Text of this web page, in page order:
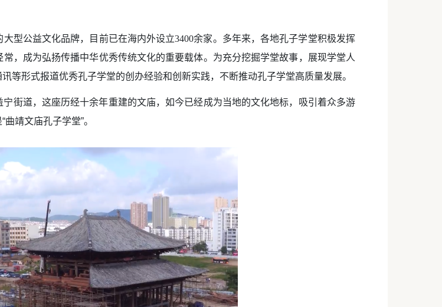
型公益文化品牌，目前已在海内外设立3400余家。多年来，各地孔子学堂积极发挥
，成为弘扬传播中华优秀传统文化的重要载体。为充分挖掘学堂故事，展现学堂人
等形式报道优秀孔子学堂的创办经验和创新实践，不断推动孔子学堂高质量发展。
街道，这座历经十余年重建的文庙，如今已经成为当地的文化地标，吸引着众多游
靖文庙孔子学堂”。